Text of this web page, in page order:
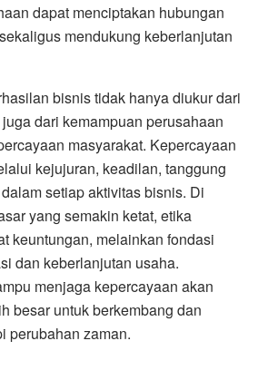
dapat menciptakan hubungan
mendukung keberlanjutan
bisnis tidak hanya diukur dari
dari kemampuan perusahaan
masyarakat. Kepercayaan
kejujuran, keadilan, tanggung
setiap aktivitas bisnis. Di
yang semakin ketat, etika
keuntungan, melainkan fondasi
dan keberlanjutan usaha.
menjaga kepercayaan akan
besar untuk berkembang dan
perubahan zaman.